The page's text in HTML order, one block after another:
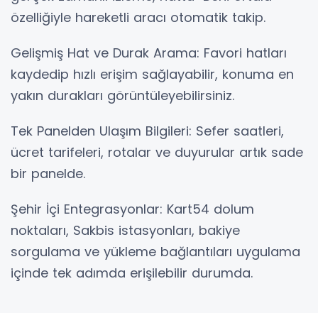
özelliğiyle hareketli aracı otomatik takip.
Gelişmiş Hat ve Durak Arama: Favori hatları
kaydedip hızlı erişim sağlayabilir, konuma en
yakın durakları görüntüleyebilirsiniz.
Tek Panelden Ulaşım Bilgileri: Sefer saatleri,
ücret tarifeleri, rotalar ve duyurular artık sade
bir panelde.
Şehir İçi Entegrasyonlar: Kart54 dolum
noktaları, Sakbis istasyonları, bakiye
sorgulama ve yükleme bağlantıları uygulama
içinde tek adımda erişilebilir durumda.